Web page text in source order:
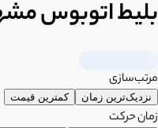
بلیط اتوبوس
مرتب‌سازی
نزدیک‌ترین زمان کمترین قیمت
زمان حرکت